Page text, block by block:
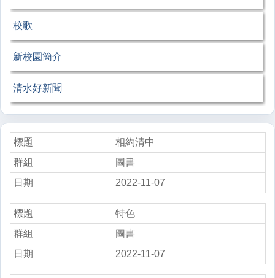
校歌
新校園簡介
清水好新聞
相約清中
圖書
2022-11-07
特色
圖書
2022-11-07